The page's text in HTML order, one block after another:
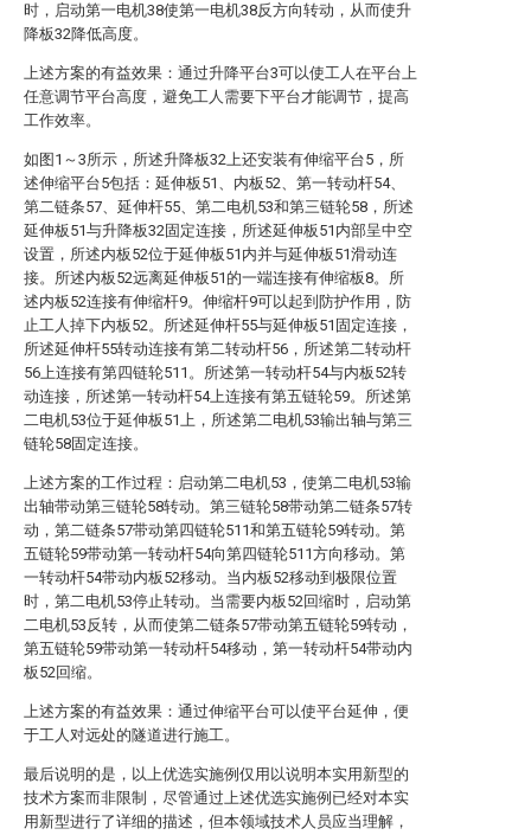
时，启动第一电机38使第一电机38反方向转动，从而使升
降板32降低高度。
上述方案的有益效果：通过升降平台3可以使工人在平台上
任意调节平台高度，避免工人需要下平台才能调节，提高
工作效率。
如图1～3所示，所述升降板32上还安装有伸缩平台5，所
述伸缩平台5包括：延伸板51、内板52、第一转动杆54、
第二链条57、延伸杆55、第二电机53和第三链轮58，所述
延伸板51与升降板32固定连接，所述延伸板51内部呈中空
设置，所述内板52位于延伸板51内并与延伸板51滑动连
接。所述内板52远离延伸板51的一端连接有伸缩板8。所
述内板52连接有伸缩杆9。伸缩杆9可以起到防护作用，防
止工人掉下内板52。所述延伸杆55与延伸板51固定连接，
所述延伸杆55转动连接有第二转动杆56，所述第二转动杆
56上连接有第四链轮511。所述第一转动杆54与内板52转
动连接，所述第一转动杆54上连接有第五链轮59。所述第
二电机53位于延伸板51上，所述第二电机53输出轴与第三
链轮58固定连接。
上述方案的工作过程：启动第二电机53，使第二电机53输
出轴带动第三链轮58转动。第三链轮58带动第二链条57转
动，第二链条57带动第四链轮511和第五链轮59转动。第
五链轮59带动第一转动杆54向第四链轮511方向移动。第
一转动杆54带动内板52移动。当内板52移动到极限位置
时，第二电机53停止转动。当需要内板52回缩时，启动第
二电机53反转，从而使第二链条57带动第五链轮59转动，
第五链轮59带动第一转动杆54移动，第一转动杆54带动内
板52回缩。
上述方案的有益效果：通过伸缩平台可以使平台延伸，便
于工人对远处的隧道进行施工。
最后说明的是，以上优选实施例仅用以说明本实用新型的
技术方案而非限制，尽管通过上述优选实施例已经对本实
用新型进行了详细的描述，但本领域技术人员应当理解，